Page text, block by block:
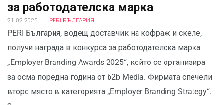
за работодателска марка
21.02.2025 . PERI БЪЛГАРИЯ
PERI България, водещ доставчик на кофраж и скеле,
получи награда в конкурса за работодателска марка
„Employer Branding Awards 2025“, който се организира
за осма поредна година от b2b Media. Фирмата спечели
второ място в категорията „Employer Branding Strategy“.